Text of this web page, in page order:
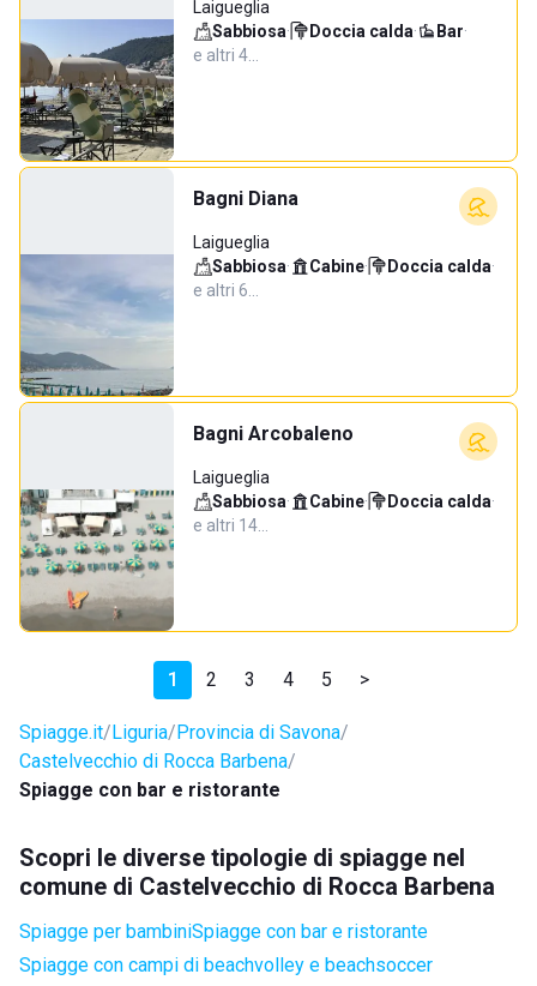
Laigueglia
Sabbiosa· Doccia calda· Bar·
e altri 4…
Bagni Diana
Laigueglia
Sabbiosa· Cabine· Doccia calda·
e altri 6…
Bagni Arcobaleno
Laigueglia
Sabbiosa· Cabine· Doccia calda·
e altri 14…
1 2 3 4 5 >
Spiagge.it Liguria Provincia di Savona
Castelvecchio di Rocca Barbena
Spiagge con bar e ristorante
Scopri le diverse tipologie di spiagge nel
comune di Castelvecchio di Rocca Barbena
Spiagge per bambiniSpiagge con bar e ristorante
Spiagge con campi di beachvolley e beachsoccer